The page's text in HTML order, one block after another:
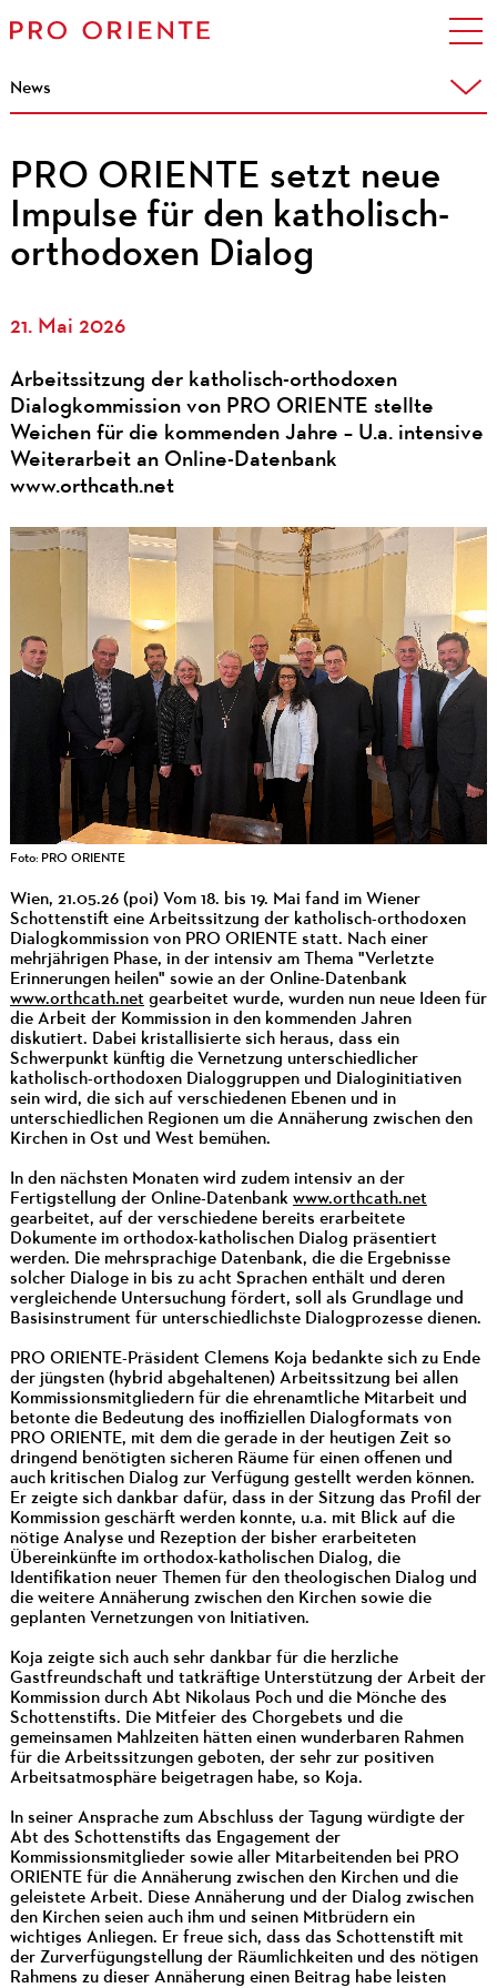
News
PRO ORIENTE setzt neue
Impulse für den katholisch-
orthodoxen Dialog
21. Mai 2026
Arbeitssitzung der katholisch-orthodoxen
Dialogkommission von PRO ORIENTE stellte
Weichen für die kommenden Jahre – U.a. intensive
Weiterarbeit an Online-Datenbank
www.orthcath.net
Foto: PRO ORIENTE
Wien, 21.05.26 (poi) Vom 18. bis 19. Mai fand im Wiener
Schottenstift eine Arbeitssitzung der katholisch-orthodoxen
Dialogkommission von PRO ORIENTE statt. Nach einer
mehrjährigen Phase, in der intensiv am Thema "Verletzte
Erinnerungen heilen" sowie an der Online-Datenbank
www.orthcath.netgearbeitet wurde, wurden nun neue Ideen für
die Arbeit der Kommission in den kommenden Jahren
diskutiert. Dabei kristallisierte sich heraus, dass ein
Schwerpunkt künftig die Vernetzung unterschiedlicher
katholisch-orthodoxen Dialoggruppen und Dialoginitiativen
sein wird, die sich auf verschiedenen Ebenen und in
unterschiedlichen Regionen um die Annäherung zwischen den
Kirchen in Ost und West bemühen.
In den nächsten Monaten wird zudem intensiv an der
Fertigstellung der Online-Datenbank www.orthcath.net
gearbeitet, auf der verschiedene bereits erarbeitete
Dokumente im orthodox-katholischen Dialog präsentiert
werden. Die mehrsprachige Datenbank, die die Ergebnisse
solcher Dialoge in bis zu acht Sprachen enthält und deren
vergleichende Untersuchung fördert, soll als Grundlage und
Basisinstrument für unterschiedlichste Dialogprozesse dienen.
PRO ORIENTE-Präsident Clemens Koja bedankte sich zu Ende
der jüngsten (hybrid abgehaltenen) Arbeitssitzung bei allen
Kommissionsmitgliedern für die ehrenamtliche Mitarbeit und
betonte die Bedeutung des inoffiziellen Dialogformats von
PRO ORIENTE, mit dem die gerade in der heutigen Zeit so
dringend benötigten sicheren Räume für einen offenen und
auch kritischen Dialog zur Verfügung gestellt werden können.
Er zeigte sich dankbar dafür, dass in der Sitzung das Profil der
Kommission geschärft werden konnte, u.a. mit Blick auf die
nötige Analyse und Rezeption der bisher erarbeiteten
Übereinkünfte im orthodox-katholischen Dialog, die
Identifikation neuer Themen für den theologischen Dialog und
die weitere Annäherung zwischen den Kirchen sowie die
geplanten Vernetzungen von Initiativen.
Koja zeigte sich auch sehr dankbar für die herzliche
Gastfreundschaft und tatkräftige Unterstützung der Arbeit der
Kommission durch Abt Nikolaus Poch und die Mönche des
Schottenstifts. Die Mitfeier des Chorgebets und die
gemeinsamen Mahlzeiten hätten einen wunderbaren Rahmen
für die Arbeitssitzungen geboten, der sehr zur positiven
Arbeitsatmosphäre beigetragen habe, so Koja.
In seiner Ansprache zum Abschluss der Tagung würdigte der
Abt des Schottenstifts das Engagement der
Kommissionsmitglieder sowie aller Mitarbeitenden bei PRO
ORIENTE für die Annäherung zwischen den Kirchen und die
geleistete Arbeit. Diese Annäherung und der Dialog zwischen
den Kirchen seien auch ihm und seinen Mitbrüdern ein
wichtiges Anliegen. Er freue sich, dass das Schottenstift mit
der Zurverfügungstellung der Räumlichkeiten und des nötigen
Rahmens zu dieser Annäherung einen Beitrag habe leisten